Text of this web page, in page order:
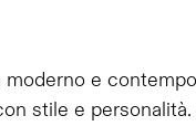
e
stile e